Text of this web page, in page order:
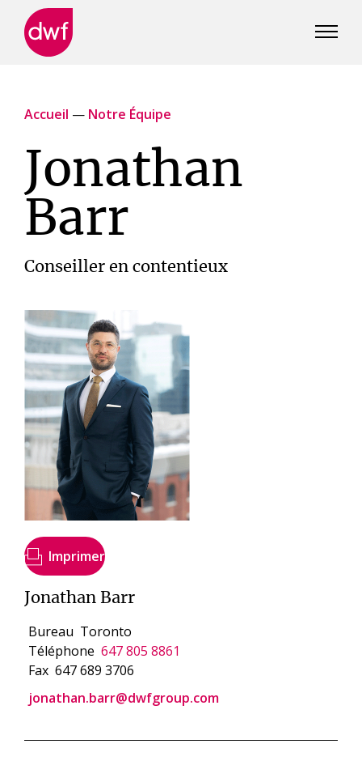
Accueil — Notre Équipe
Jonathan
Barr
Conseiller en contentieux
Imprimer
Jonathan Barr
Bureau Toronto
Téléphone 647 805 8861
Fax 647 689 3706
jonathan.barr@dwfgroup.com